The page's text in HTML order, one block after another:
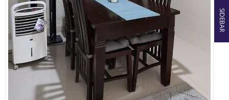
SIDEBAR